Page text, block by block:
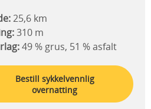
25,6 km
310 m
49 % grus, 51 % asfalt
Bestill sykkelvennlig
overnatting